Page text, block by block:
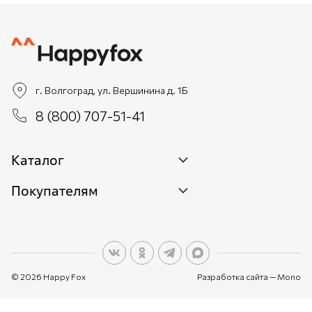
г. Волгоград, ул. Вершинина д. 1Б
8 (800) 707-51-41
Каталог
Новинки
Покупателям
О персональных данных
© 2026 Happy Fox Разработка сайта — Mono